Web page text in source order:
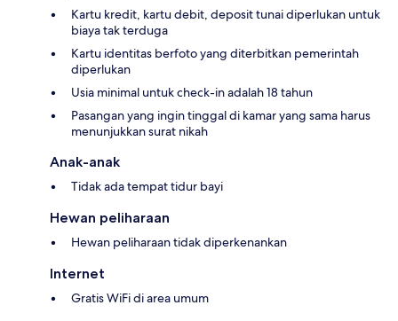
Kartu kredit, kartu debit, deposit tunai diperlukan untuk
biaya tak terduga
Kartu identitas berfoto yang diterbitkan pemerintah
diperlukan
Usia minimal untuk check-in adalah 18 tahun
Pasangan yang ingin tinggal di kamar yang sama harus
menunjukkan surat nikah
Anak-anak
Tidak ada tempat tidur bayi
Hewan peliharaan
Hewan peliharaan tidak diperkenankan
Internet
Gratis WiFi di area umum